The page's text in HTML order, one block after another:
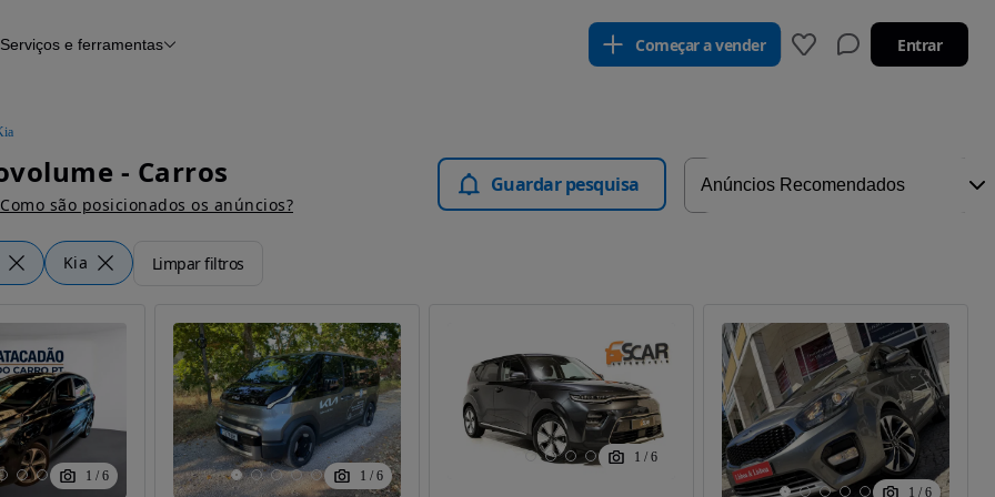
Serviços e ferramentas Começar a vender Entrar
- Carros
Como são posicionados os anúncios?
Guardar pesquisa
Kia Limpar filtros
1 / 6 1 / 6
1 / 6
1 / 6